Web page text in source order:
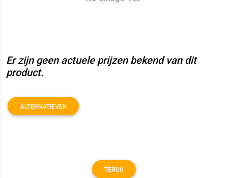
Er zijn geen actuele prijzen bekend van dit
product.
ALTERNATIEVEN
TERUG